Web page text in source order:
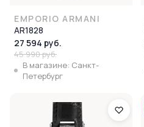
EMPORIO ARMANI
AR1828
27 594 руб.
45 990 руб.
В магазине: Санкт-
Петербург